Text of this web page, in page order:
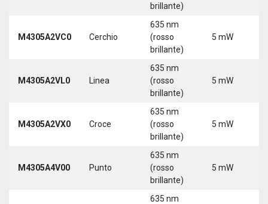
brillante)
M4305A2VC0 Cerchio
635 nm
(rosso
brillante)
5 mW
M4305A2VL0 Linea
635 nm
(rosso
brillante)
5 mW
M4305A2VX0 Croce
635 nm
(rosso
brillante)
5 mW
M4305A4V00 Punto
635 nm
(rosso
brillante)
5 mW
635 nm